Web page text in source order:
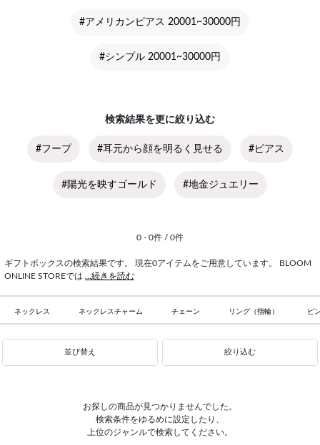
#アメリカンピアス 20001~30000円
#シンプル 20001~30000円
検索結果を更に絞り込む
#フープ #耳元から顔を明るく見せる #ピアス
#陽光を映すゴールド #地金ジュエリー
0 - 0件 / 0件
ギフトボックスの検索結果です。 現在0アイテムをご用意しています。 BLOOM
ONLINE STOREでは ...続きを読む
ネックレス ネックレスチャーム チェーン リング（指輪） ピ
並び替え 絞り込む
お探しの商品が見つかりませんでした。
検索条件をゆるめに設定したり、
上位のジャンルで検索してください。